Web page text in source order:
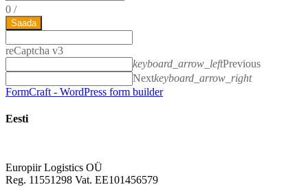
0 /
Saada
reCaptcha v3
keyboard_arrow_leftPrevious
Nextkeyboard_arrow_right
FormCraft - WordPress form builder
Eesti
Europiir Logistics OÜ
Reg. 11551298 Vat. EE101456579